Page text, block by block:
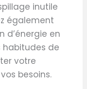
inutile
également
d’énergie en
habitudes de
votre
besoins.